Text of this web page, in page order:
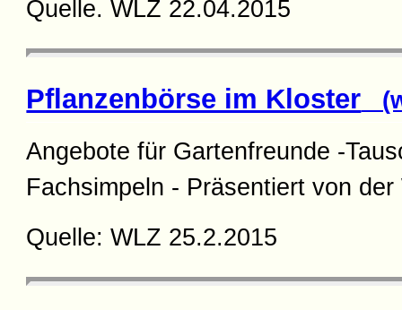
Quelle. WLZ 22.04.2015
Pflanzenbörse im Kloster
Angebote für Gartenfreunde -
Fachsimpeln - Präsentiert von der
Quelle: WLZ 25.2.2015